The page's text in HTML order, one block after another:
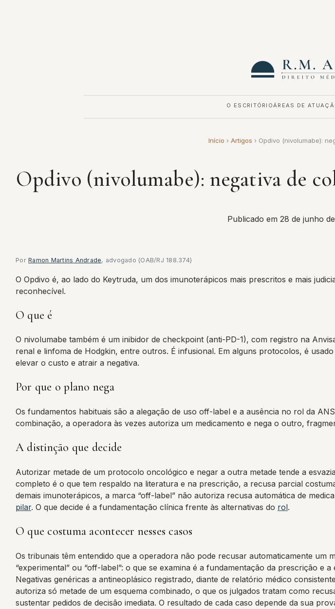
O ESCRITÓRIOÁREAS DE
Início › Artigos › Opdivo (nivolumabe):
Opdivo (nivolumabe): negativa de
Publicado em 28 de junho
Por Ramon Martins Andrade, advogado (OAB/RJ 188.374)
O Opdivo é, ao lado do Keytruda, um dos imunoterápicos mais prescritos e mais
reconhecível.
O que é
O nivolumabe também é um inibidor de checkpoint (anti-PD-1), com registro na
renal e linfoma de Hodgkin, entre outros. É infusional. Em alguns protocolos, é
elevar o custo e atrair a negativa.
Por que o plano nega
Os fundamentos habituais são a alegação de uso off-label e a ausência no rol da
combinação, a operadora às vezes autoriza um medicamento e nega o outro,
A distinção que decide
Autorizar metade de um protocolo oncológico e negar a outra metade tende a
completo é o que tem respaldo na literatura e na prescrição, a recusa parcial
demais imunoterápicos, a marca “off-label” não autoriza recusa automática de
pilar. O que decide é a fundamentação clínica frente às alternativas do rol.
O que costuma acontecer nesses casos
Os tribunais têm entendido que a operadora não pode recusar automaticamente um
“experimental” ou “off-label”: o que se examina é a fundamentação da prescrição e
Negativas genéricas a antineoplásico registrado, diante de relatório médico
autoriza só metade de um esquema combinado, o que os julgados tratam como
sustentar pedidos de decisão imediata. O resultado de cada caso depende da sua